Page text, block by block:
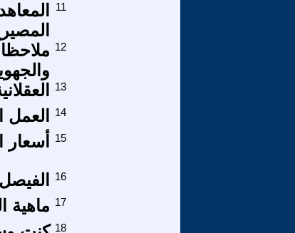
11
12
13
العمل 14
أسعار 15
16
ماهية 17
18